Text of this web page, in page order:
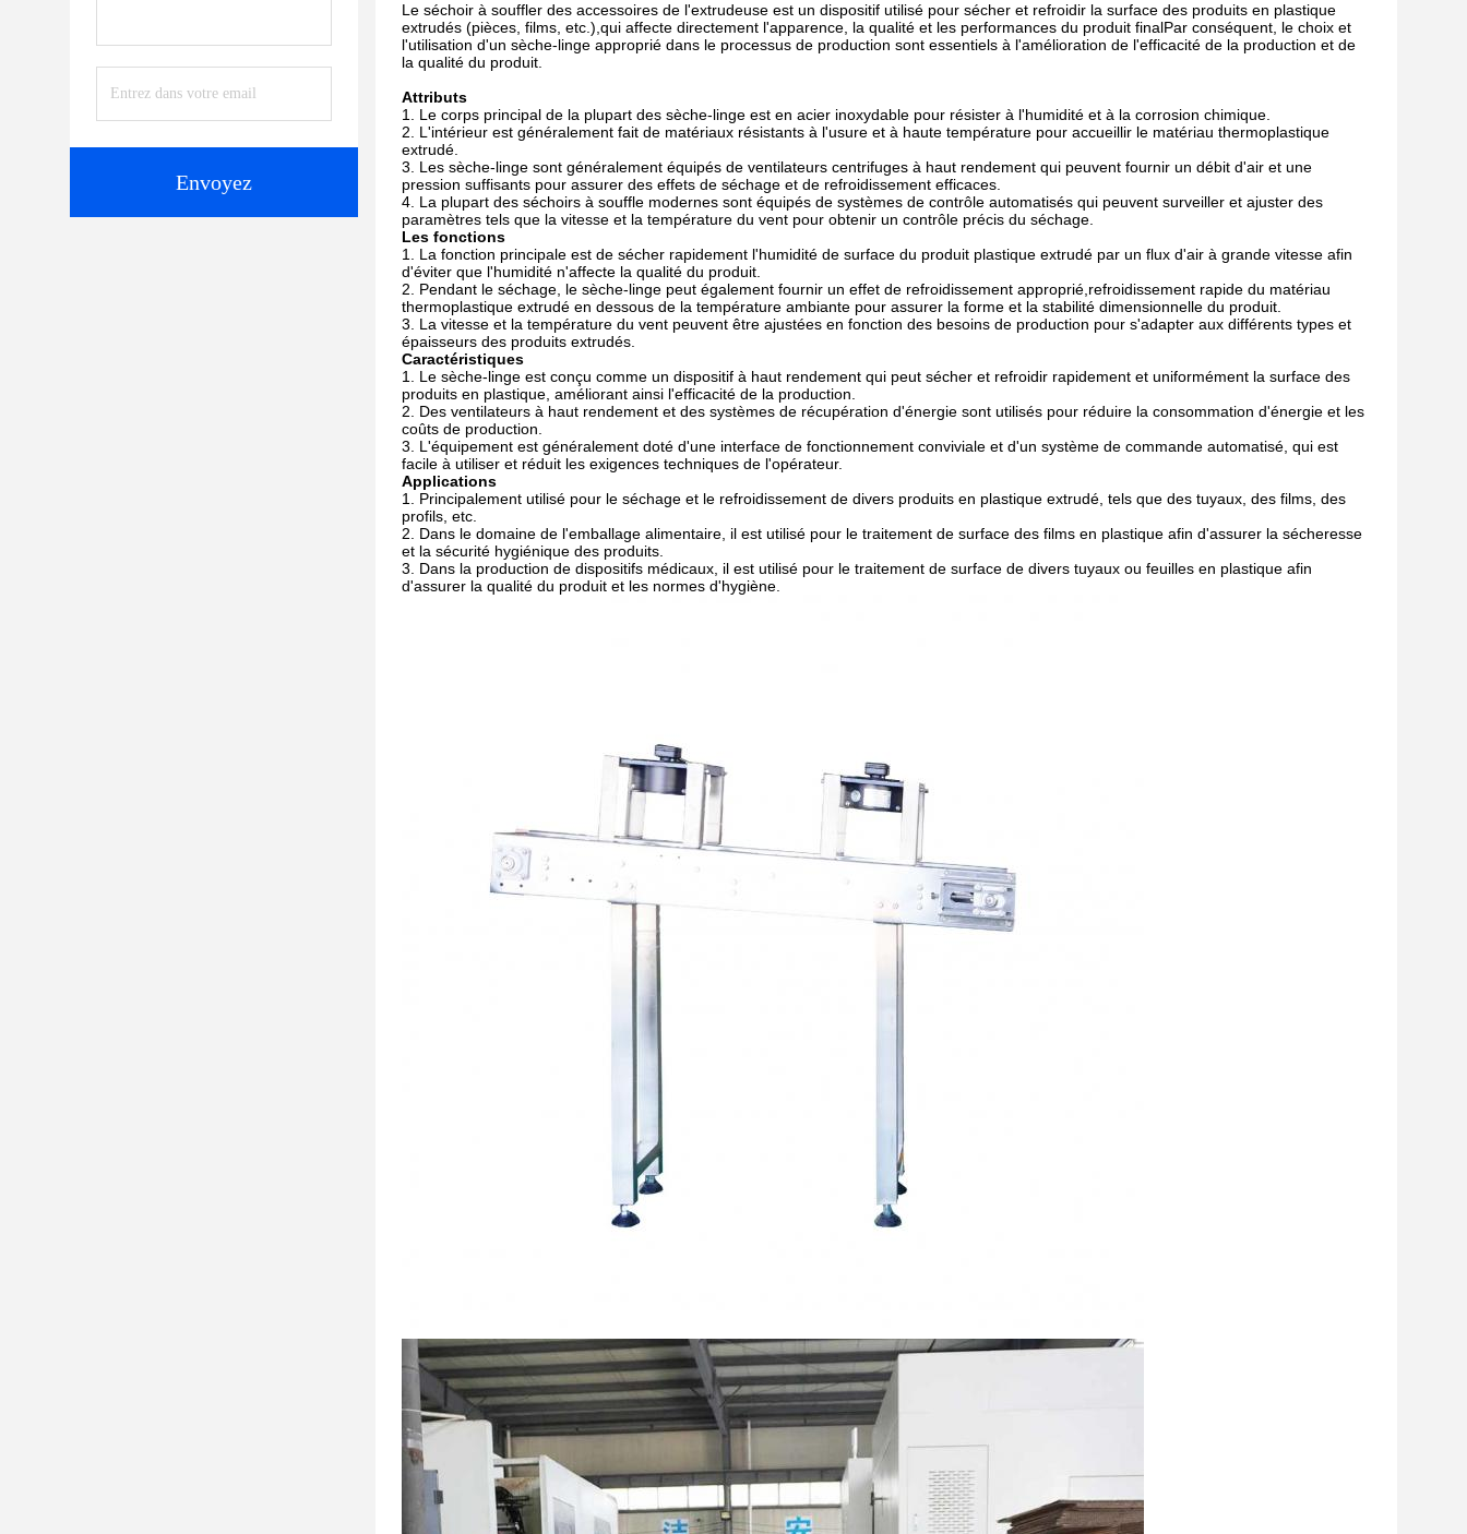
Envoyez
Le séchoir à souffler des accessoires de l'extrudeuse est un dispositif utilisé pour sécher et refroidir la surface des produits en plastique
extrudés (pièces, films, etc.),qui affecte directement l'apparence, la qualité et les performances du produit finalPar conséquent, le choix et
l'utilisation d'un sèche-linge approprié dans le processus de production sont essentiels à l'amélioration de l'efficacité de la production et de
la qualité du produit.
Attributs
Le corps principal de la plupart des sèche-linge est en acier inoxydable pour résister à l'humidité et à la corrosion chimique.
L'intérieur est généralement fait de matériaux résistants à l'usure et à haute température pour accueillir le matériau thermoplastique
extrudé.
Les sèche-linge sont généralement équipés de ventilateurs centrifuges à haut rendement qui peuvent fournir un débit d'air et une
pression suffisants pour assurer des effets de séchage et de refroidissement efficaces.
La plupart des séchoirs à souffle modernes sont équipés de systèmes de contrôle automatisés qui peuvent surveiller et ajuster des
paramètres tels que la vitesse et la température du vent pour obtenir un contrôle précis du séchage.
Les fonctions
La fonction principale est de sécher rapidement l'humidité de surface du produit plastique extrudé par un flux d'air à grande vitesse afin
d'éviter que l'humidité n'affecte la qualité du produit.
Pendant le séchage, le sèche-linge peut également fournir un effet de refroidissement approprié,refroidissement rapide du matériau
thermoplastique extrudé en dessous de la température ambiante pour assurer la forme et la stabilité dimensionnelle du produit.
La vitesse et la température du vent peuvent être ajustées en fonction des besoins de production pour s'adapter aux différents types et
épaisseurs des produits extrudés.
Caractéristiques
Le sèche-linge est conçu comme un dispositif à haut rendement qui peut sécher et refroidir rapidement et uniformément la surface des
produits en plastique, améliorant ainsi l'efficacité de la production.
Des ventilateurs à haut rendement et des systèmes de récupération d'énergie sont utilisés pour réduire la consommation d'énergie et les
coûts de production.
L'équipement est généralement doté d'une interface de fonctionnement conviviale et d'un système de commande automatisé, qui est
facile à utiliser et réduit les exigences techniques de l'opérateur.
Applications
Principalement utilisé pour le séchage et le refroidissement de divers produits en plastique extrudé, tels que des tuyaux, des films, des
profils, etc.
Dans le domaine de l'emballage alimentaire, il est utilisé pour le traitement de surface des films en plastique afin d'assurer la sécheresse
et la sécurité hygiénique des produits.
Dans la production de dispositifs médicaux, il est utilisé pour le traitement de surface de divers tuyaux ou feuilles en plastique afin
d'assurer la qualité du produit et les normes d'hygiène.